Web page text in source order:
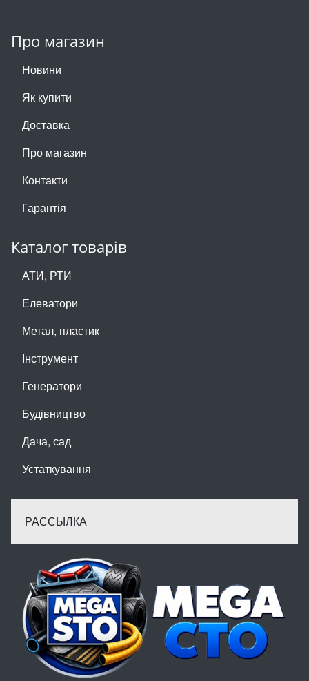
Про магазин
Новини
Як купити
Доставка
Про магазин
Контакти
Гарантія
Каталог товарів
АТИ, РТИ
Елеватори
Метал, пластик
Інструмент
Генератори
Будівництво
Дача, сад
Устаткування
РАССЫЛКА